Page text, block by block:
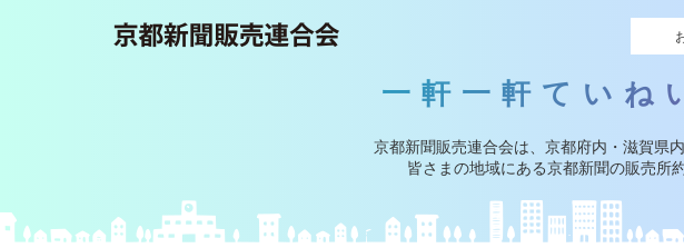
一軒一軒ていね
京都新聞販売連合会は、京都府内・滋賀県
皆さまの地域にある京都新聞の販売所